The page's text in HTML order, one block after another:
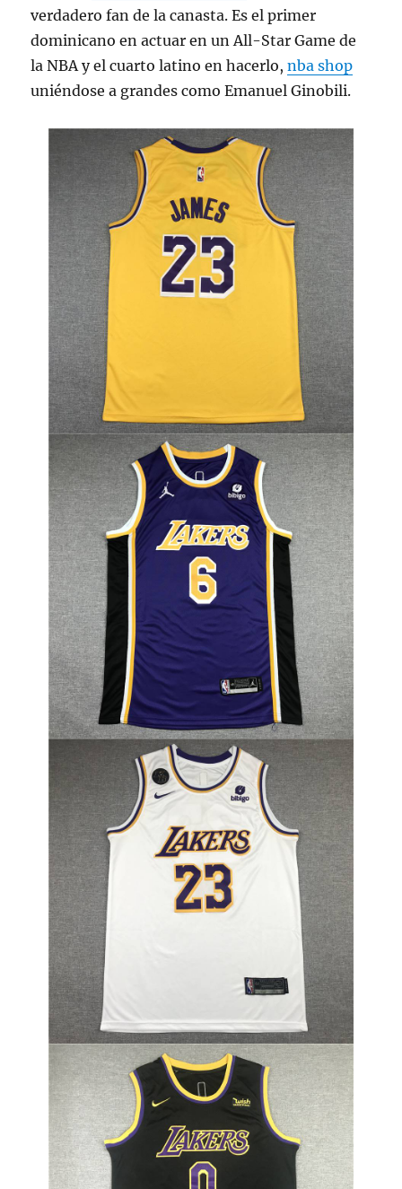
verdadero fan de la canasta. Es el primer
dominicano en actuar en un All-Star Game de
la NBA y el cuarto latino en hacerlo,nba shop
uniéndose a grandes como Emanuel Ginobili.